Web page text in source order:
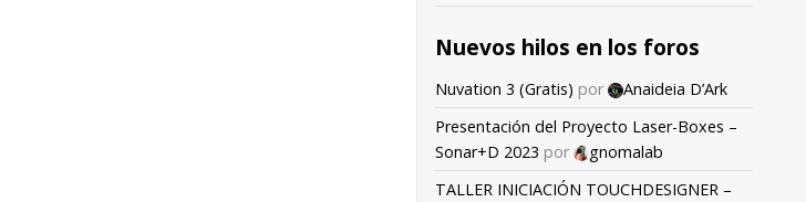
Nuevos hilos en los foros
Nuvation 3 (Gratis) por
Anaideia D’Ark
Presentación del Proyecto Laser-Boxes –
Sonar+D 2023 por
gnomalab
TALLER INICIACIÓN TOUCHDESIGNER –